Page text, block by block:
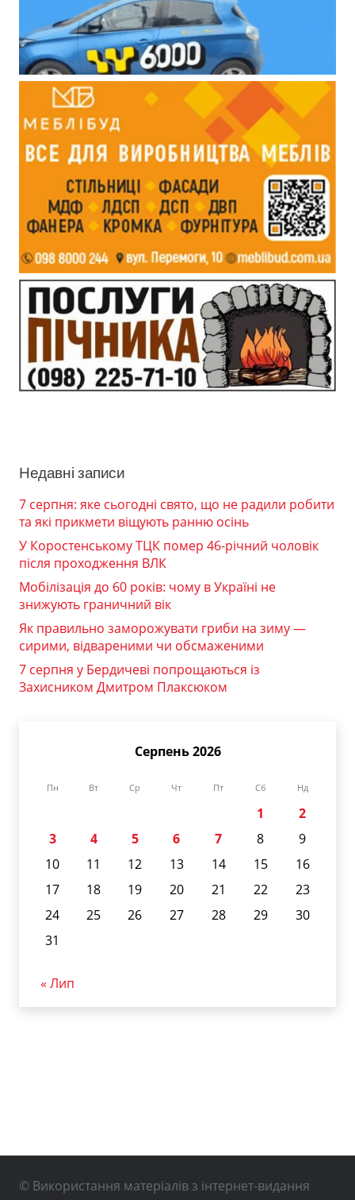
Недавні записи
7 серпня: яке сьогодні свято, що не радили робити
та які прикмети віщують ранню осінь
У Коростенському ТЦК помер 46-річний чоловік
після проходження ВЛК
Мобілізація до 60 років: чому в Україні не
знижують граничний вік
Як правильно заморожувати гриби на зиму —
сирими, відвареними чи обсмаженими
7 серпня у Бердичеві попрощаються із
Захисником Дмитром Плаксюком
Серпень 2026
Пн Вт Ср Чт Пт Сб Нд
1
2
3
4 5 6 7 8
9
10
11 12 13 14 15
16
17
18 19 20 21 22
23
24
25 26 27 28 29
30
31
« Лип
© Використання матеріалів з інтернет-видання